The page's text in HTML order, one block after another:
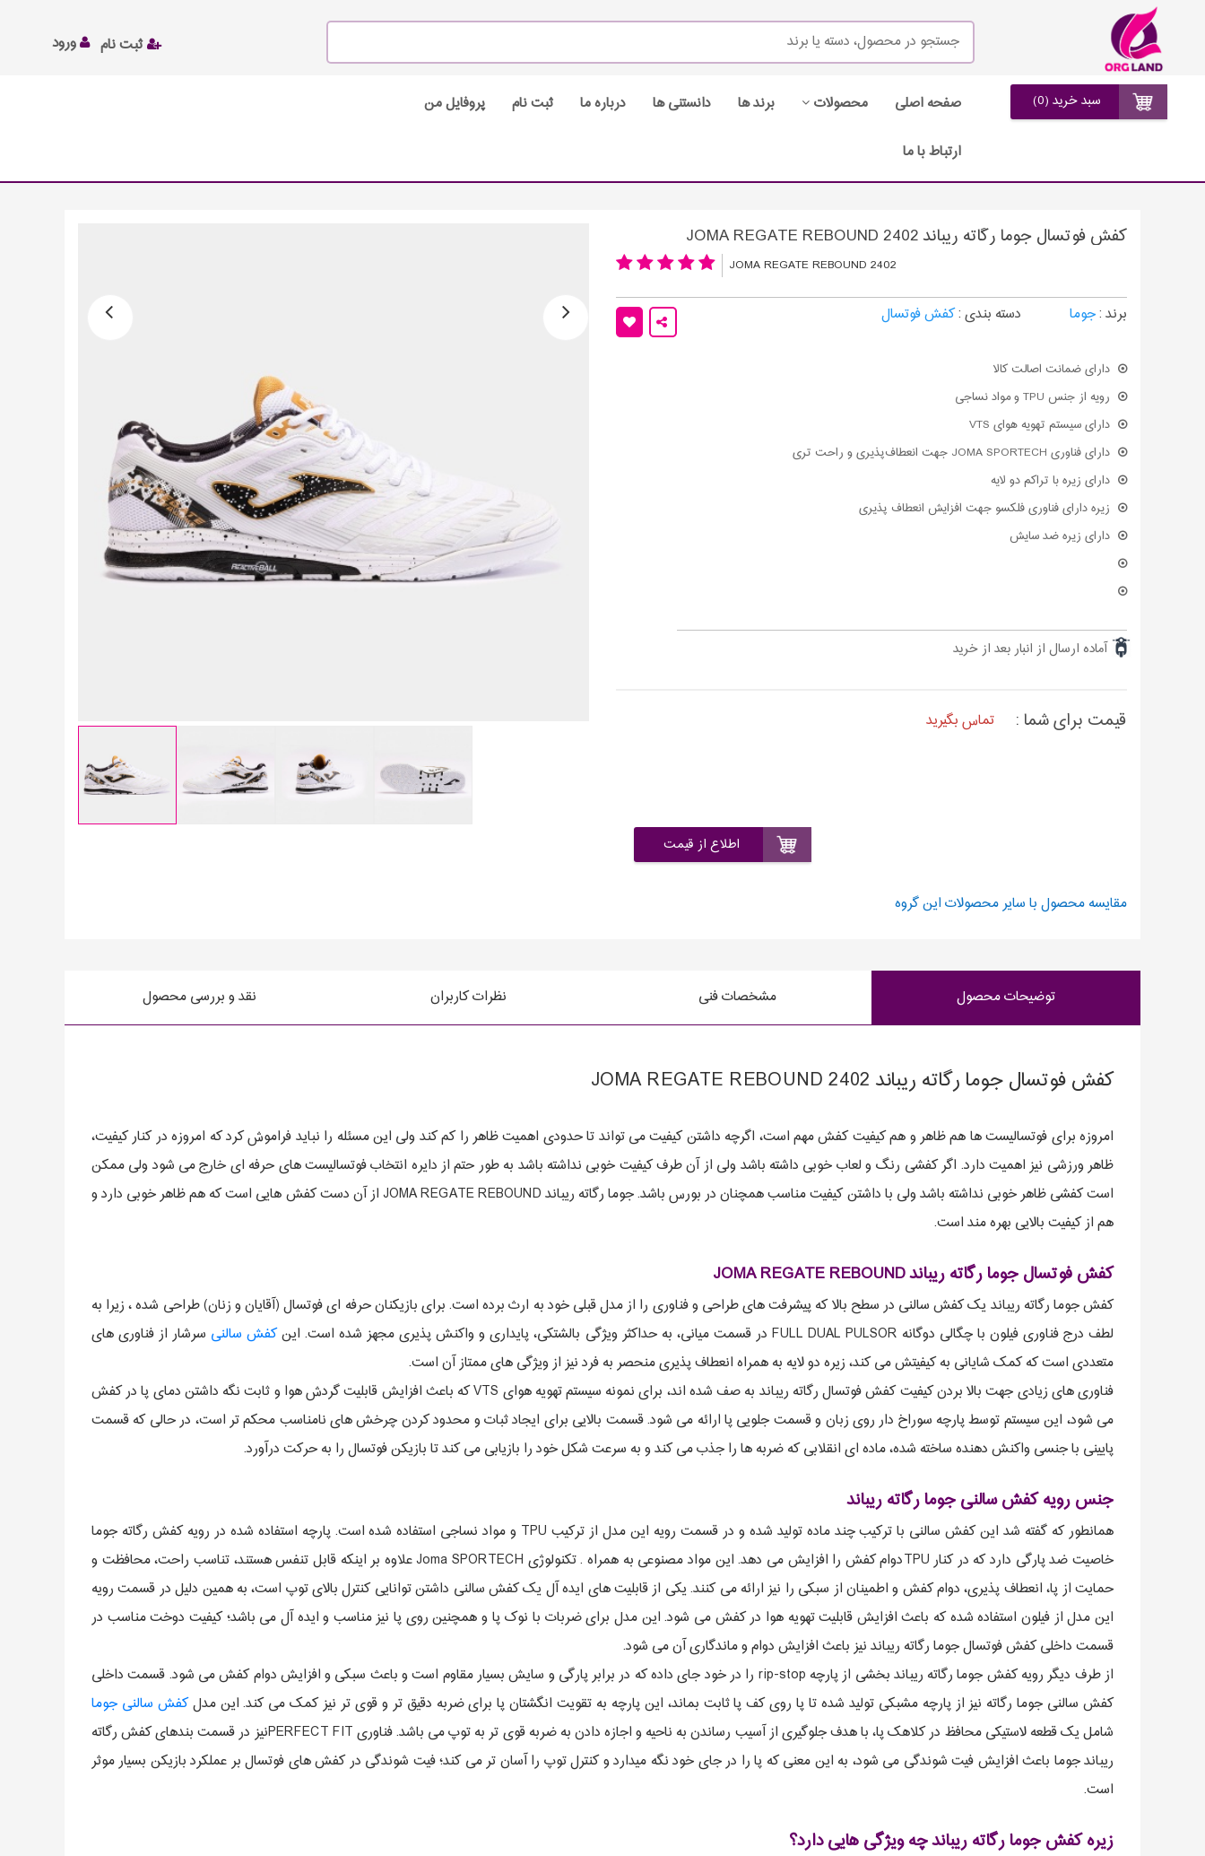
ورود ثبت نام
صفحه اصلی محصولات برند ها دانستنی ها درباره ما ثبت نام پروفایل من
ارتباط با ما
سبد خرید (0)
کفش فوتسال جوما رگاته ریباند JOMA REGATE REBOUND 2402
JOMA REGATE REBOUND 2402
برند :جوما دسته بندی :کفش فوتسال
دارای ضمانت اصالت کالا
رویه از جنس TPU و مواد نساجی
دارای سیستم تهویه هوای VTS
دارای فناوری JOMA SPORTECH جهت انعطاف‌پذیری و راحت تری
دارای زیره با تراکم دو لایه
زیره دارای فناوری فلکسو جهت افزایش انعطاف پذیری
دارای زیره ضد سایش
آماده ارسال از انبار بعد از خرید
قیمت برای شما : تماس بگیرید
اطلاع از قیمت
مقایسه محصول با سایر محصولات این گروه
توضیحات محصول مشخصات فنی نظرات کاربران نقد و بررسی محصول
کفش فوتسال جوما رگاته ریباند JOMA REGATE REBOUND 2402
امروزه برای فوتسالیست ها هم ظاهر و هم کیفیت کفش مهم است، اگرچه داشتن کیفیت می تواند تا حدودی اهمیت ظاهر را کم کند ولی این مسئله را نباید فراموش کرد که امروزه در کنار کیفیت،
ظاهر ورزشی نیز اهمیت دارد. اگر کفشی رنگ و لعاب خوبی داشته باشد ولی از آن طرف کیفیت خوبی نداشته باشد به طور حتم از دایره انتخاب فوتسالیست های حرفه ای خارج می شود ولی ممکن
است کفشی ظاهر خوبی نداشته باشد ولی با داشتن کیفیت مناسب همچنان در بورس باشد. جوما رگاته ریباند JOMA REGATE REBOUND از آن دست کفش هایی است که هم ظاهر خوبی دارد و
هم از کیفیت بالایی بهره مند است.
کفش فوتسال جوما رگاته ریباند JOMA REGATE REBOUND
کفش جوما رگاته ریباند یک کفش سالنی در سطح بالا که پیشرفت های طراحی و فناوری را از مدل قبلی خود به ارث برده است. برای بازیکنان حرفه ای فوتسال (آقایان و زنان) طراحی شده ، زیرا به
لطف درج فناوری فیلون با چگالی دوگانه FULL DUAL PULSOR در قسمت میانی، به حداکثر ویژگی بالشتکی، پایداری و واکنش پذیری مجهز شده است. این
کفش سالنی سرشار از فناوری های
متعددی است که کمک شایانی به کیفیتش می کند، زیره دو لایه به همراه انعطاف پذیری منحصر به فرد نیز از ویژگی های ممتاز آن است.
فناوری های زیادی جهت بالا بردن کیفیت کفش فوتسال رگاته ریباند به صف شده اند، برای نمونه سیستم تهویه هوای VTS که باعث افزایش قابلیت گردش هوا و ثابت نگه داشتن دمای پا در کفش
می شود، این سیستم توسط پارچه سوراخ دار روی زبان و قسمت جلویی پا ارائه می شود. قسمت بالایی برای ایجاد ثبات و محدود کردن چرخش های نامناسب محکم تر است، در حالی که قسمت
پایینی با جنسی واکنش دهنده ساخته شده، ماده ای انقلابی که ضربه ها را جذب می کند و به سرعت شکل خود را بازیابی می کند تا بازیکن فوتسال را به حرکت درآورد.
جنس رویه کفش سالنی جوما رگاته ریباند
همانطور که گفته شد این کفش سالنی با ترکیب چند ماده تولید شده و در قسمت رویه این مدل از ترکیب TPU و مواد نساجی استفاده شده است. پارچه استفاده شده در رویه کفش رگاته جوما
خاصیت ضد پارگی دارد که در کنار TPUدوام کفش را افزایش می دهد. این مواد مصنوعی به همراه . تکنولوژی Joma SPORTECH علاوه بر اینکه قابل تنفس هستند، تناسب راحت، محافظت و
حمایت از پا، انعطاف پذیری، دوام کفش و اطمینان از سبکی را نیز ارائه می کنند. یکی از قابلیت های ایده آل یک کفش سالنی داشتن توانایی کنترل بالای توپ است، به همین دلیل در قسمت رویه
این مدل از فیلون استفاده شده که باعث افزایش قابلیت تهویه هوا در کفش می شود. این مدل برای ضربات با نوک پا و همچنین روی پا نیز مناسب و ایده آل می باشد؛ کیفیت دوخت مناسب در
قسمت داخلی کفش فوتسال جوما رگاته ریباند نیز باعث افزایش دوام و ماندگاری آن می شود.
از طرف دیگر رویه کفش جوما رگاته ریباند بخشی از پارچه rip-stop را در خود جای داده که در برابر پارگی و سایش بسیار مقاوم است و باعث سبکی و افزایش دوام کفش می شود. قسمت داخلی
کفش سالنی جوما رگاته نیز از پارچه مشبکی تولید شده تا پا روی کف پا ثابت بماند، این پارچه به تقویت انگشتان پا برای ضربه دقیق تر و قوی تر نیز کمک می کند. این مدلکفش سالنی جوما
شامل یک قطعه لاستیکی محافظ در کلاهک پا، با هدف جلوگیری از آسیب رساندن به ناحیه و اجازه دادن به ضربه قوی تر به توپ می باشد. فناوری PERFECT FITنیز در قسمت بندهای کفش رگاته
ریباند جوما باعث افزایش فیت شوندگی می شود، به این معنی که پا را در جای خود نگه میدارد و کنترل توپ را آسان تر می کند؛ فیت شوندگی در کفش های فوتسال بر عملکرد بازیکن بسیار موثر
است.
زیره کفش جوما رگاته ریباند چه ویژگی هایی دارد؟